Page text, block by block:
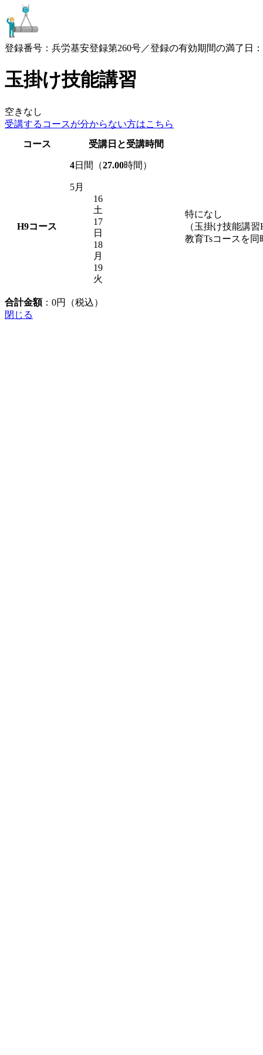
登録番号：兵労基安登録第260号／登録の有効期間の満了日：
玉掛け技能講習
空きなし
受講するコースが分からない方はこちら
コース
受講日と受講時間
H9コース
4日間（27.00時間）
5月
16
土
17
日
18
月
19
火
特になし
（玉掛け技能講
教育Tsコースを
合計金額： 0円（税込）
閉じる